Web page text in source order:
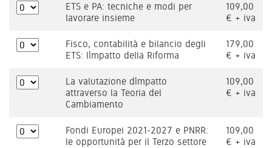
ETS e PA: tecniche e modi per
lavorare insieme
109,00
€ + iva
Fisco, contabilità e bilancio degli
ETS: l’impatto della Riforma
179,00
€ + iva
La valutazione d’impatto
attraverso la Teoria del
Cambiamento
109,00
€ + iva
Fondi Europei 2021-2027 e PNRR:
le opportunità per il Terzo settore
109,00
€ + iva